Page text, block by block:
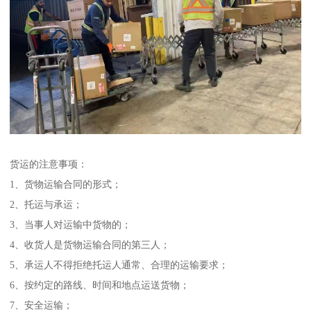
货运的注意事项：
1、货物运输合同的形式；
2、托运与承运；
3、当事人对运输中货物的；
4、收货人是货物运输合同的第三人；
5、承运人不得拒绝托运人通常、合理的运输要求；
6、按约定的路线、时间和地点运送货物；
7、安全运输；